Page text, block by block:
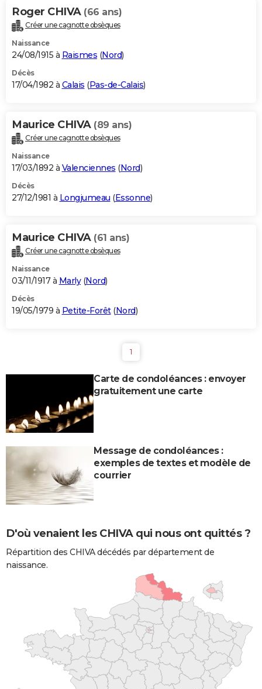
Roger CHIVA (66 ans)
Créer une cagnotte obsèques
Naissance
24/08/1915 à Raismes (Nord)
Décès
17/04/1982 à Calais (Pas-de-Calais)
Maurice CHIVA (89 ans)
Créer une cagnotte obsèques
Naissance
17/03/1892 à Valenciennes (Nord)
Décès
27/12/1981 à Longjumeau (Essonne)
Maurice CHIVA (61 ans)
Créer une cagnotte obsèques
Naissance
03/11/1917 à Marly(Nord)
Décès
19/05/1979 à Petite-Forêt(Nord)
1
Carte de condoléances : envoyer
gratuitement une carte
Message de condoléances :
exemples de textes et modèle de
courrier
D'où venaient les CHIVA qui nous ont quittés ?
Répartition des CHIVA décédés par département de
naissance.